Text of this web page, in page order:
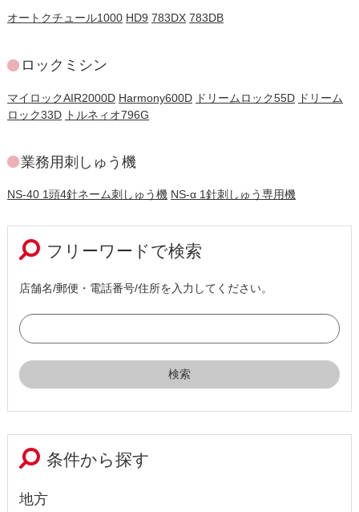
オートクチュール1000 HD9 783DX 783DB
ロックミシン
マイロックAIR2000D Harmony600D ドリームロック55D ドリーム
ロック33D トルネィオ796G
業務用刺しゅう機
NS-40 1頭4針ネーム刺しゅう機 NS-α 1針刺しゅう専用機
フリーワードで検索
店舗名/郵便・電話番号/住所を入力してください。
条件から探す
地方